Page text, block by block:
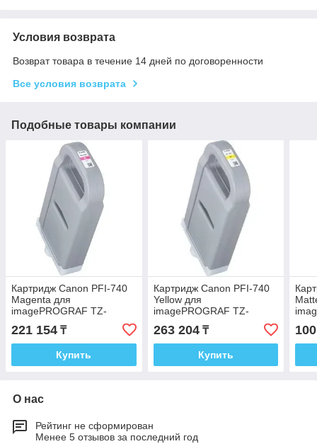
Условия возврата
Возврат товара в течение 14 дней по договоренности
Все условия возврата
Подобные товары компании
Картридж Canon PFI-740
Magenta для
imagePROGRAF TZ-
30000/TZ-32000
4771C001
221 154 ₸
Купить
Картридж Canon PFI-740
Yellow для
imagePROGRAF TZ-
30000/TZ-32000
4772C001
263 204₸
Купить
О нас
Рейтинг не сформирован
Менее 5 отзывов за последний год